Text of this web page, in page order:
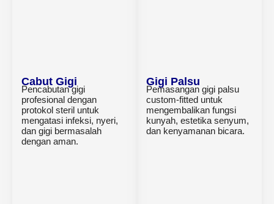
Cabut Gigi
Pencabutan gigi
profesional dengan
protokol steril untuk
mengatasi infeksi, nyeri,
dan gigi bermasalah
dengan aman.
Gigi Palsu
Pemasangan gigi palsu
custom-fitted untuk
mengembalikan fungsi
kunyah, estetika senyum,
dan kenyamanan bicara.